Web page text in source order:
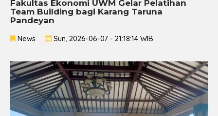
Fakultas Ekonomi UWM Gelar Pelatihan
Team Building bagi Karang Taruna
Pandeyan
News Sun, 2026-06-07 - 21:18:14 WIB